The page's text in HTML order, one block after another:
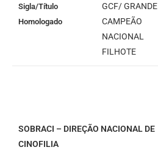
Sigla/Título
Homologado
GCF/ GRANDE
CAMPEÃO
NACIONAL
FILHOTE
SOBRACI – DIREÇÃO NACIONAL DE
CINOFILIA